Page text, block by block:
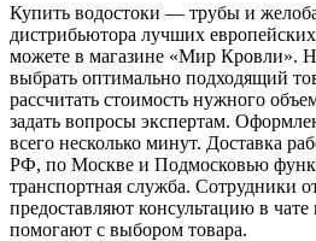
Купить водостоки — трубы и
дистрибьютора лучших
можете в магазине «Мир Кровли».
выбрать оптимально подходящий
рассчитать стоимость нужного
задать вопросы экспертам.
всего несколько минут. Доставка
РФ, по Москве и Подмосковью
транспортная служба. Сотрудники
предоставляют консультацию в
помогают с выбором товара.